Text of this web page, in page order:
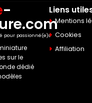
-
pour passionné(e)s
sur le
dédié
Liens
Mentions
Cookies
Affiliation